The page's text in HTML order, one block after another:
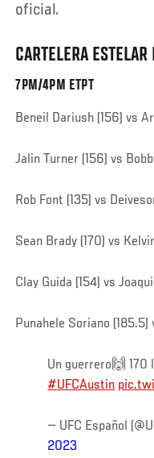
oficial.
CARTELERA
7PM/4PM ETPT
Beneil Dariush (156) vs
Jalin Turner (156) vs
Rob Font (135) vs
Sean Brady (170) vs
Clay Guida (154) vs
Punahele Soriano
Un guerrero🙌 170
#UFCAustin
— UFC Español
2023